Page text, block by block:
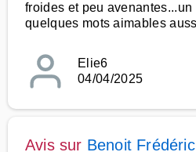
froides et peu
quelques mots aimables
Elie6
04/04/2025
Avis sur Benoit Frédéric